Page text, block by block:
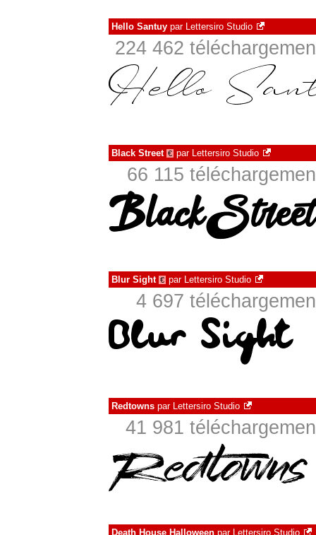
Hello Santuy par Lettersiro Studio
224 462
Black Street € par Lettersiro Studio
66 115
Blur Sight € par Lettersiro Studio
4 697
Redtowns par Lettersiro Studio
41 981
Death House Halloween par Lettersiro Studio